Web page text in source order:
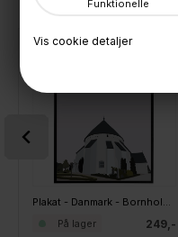
Funktionelle
Vis cookie detaljer
249,-
På lager